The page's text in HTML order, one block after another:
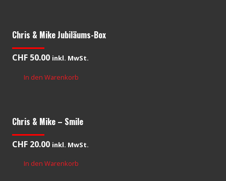
Chris & Mike Jubiläums-Box
CHF 50.00 inkl. MwSt.
In den Warenkorb
Chris & Mike – Smile
CHF 20.00 inkl. MwSt.
In den Warenkorb